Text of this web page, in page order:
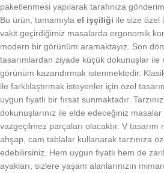
paketlenmesi yapılarak tarafınıza
Bu ürün, tamamıyla el işçiliği ile size özel
vakit geçirdiğimiz masalarda ergonomik
modern bir görünüm aramaktayız. Son
tasarımlardan ziyade küçük dokunuşlar ile
görünüm kazandırmak istenmektedir.
ile farklılaştırmak isteyenler için özel
uygun fiyatlı bir fırsat sunmaktadır.
dokunuşlarınız ile elde edeceğiniz masalar
vazgeçilmez parçaları olacaktır. V tasarım
ahşap, cam tablalar kullanarak tarzınıza
edebilirsiniz. Hem uygun fiyatlı hem de
ayakları, sizlere yaşam alanlarınızın